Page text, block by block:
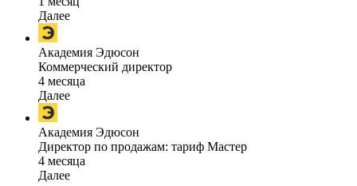
Далее
Академия Эдюсон
Коммерческий директор
4 месяца
Далее
Академия Эдюсон
Директор по продажам: тариф Мастер
4 месяца
Далее